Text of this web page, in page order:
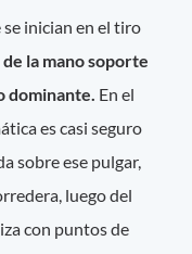
se inician en el tiro
la mano soporte
dominante. En el
es casi seguro
sobre ese pulgar,
luego del
con puntos de